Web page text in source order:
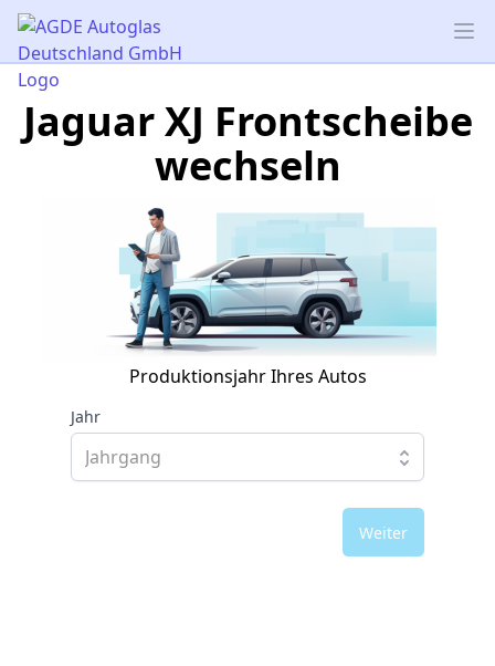
AGDE Autoglas Deutschland GmbH
Jaguar XJ Frontscheibe
wechseln
Produktionsjahr Ihres Autos
Jahr
Weiter